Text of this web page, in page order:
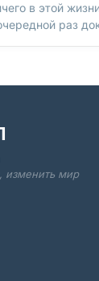
в этой
раз
изменить мир